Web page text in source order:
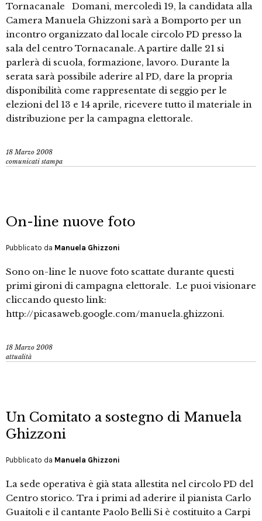
Tornacanale Domani, mercoledì 19, la candidata alla
Camera Manuela Ghizzoni sarà a Bomporto per un
incontro organizzato dal locale circolo PD presso la
sala del centro Tornacanale. A partire dalle 21 si
parlerà di scuola, formazione, lavoro. Durante la
serata sarà possibile aderire al PD, dare la propria
disponibilità come rappresentate di seggio per le
elezioni del 13 e 14 aprile, ricevere tutto il materiale in
distribuzione per la campagna elettorale.
18 Marzo 2008
comunicati stampa
On-line nuove foto
Pubblicato da Manuela Ghizzoni
Sono on-line le nuove foto scattate durante questi
primi gironi di campagna elettorale. Le puoi visionare
cliccando questo link:
http://picasaweb.google.com/manuela.ghizzoni.
18 Marzo 2008
attualità
Un Comitato a sostegno di Manuela
Ghizzoni
Pubblicato da Manuela Ghizzoni
La sede operativa è già stata allestita nel circolo PD del
Centro storico. Tra i primi ad aderire il pianista Carlo
Guaitoli e il cantante Paolo Belli Si è costituito a Carpi